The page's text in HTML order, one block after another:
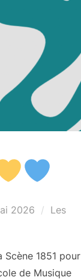
2026
Les
1851 pour
de Musique